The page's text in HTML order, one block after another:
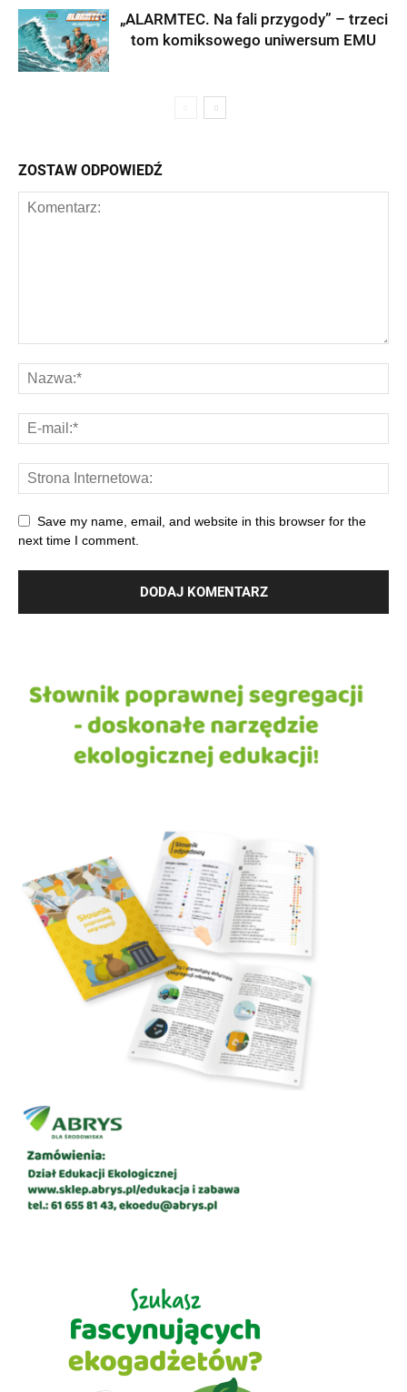
„ALARMTEC. Na fali przygody” – trzeci
tom komiksowego uniwersum EMU
ZOSTAW ODPOWIEDŹ
Save my name, email, and website in this browser for the
next time I comment.